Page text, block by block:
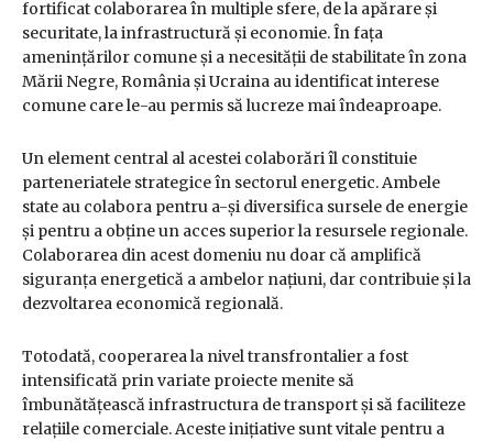
fortificat colaborarea în multiple sfere, de la apărare și
securitate, la infrastructură și economie. În fața
amenințărilor comune și a necesității de stabilitate în zona
Mării Negre, România și Ucraina au identificat interese
comune care le-au permis să lucreze mai îndeaproape.
Un element central al acestei colaborări îl constituie
parteneriatele strategice în sectorul energetic. Ambele
state au colabora pentru a-și diversifica sursele de energie
și pentru a obține un acces superior la resursele regionale.
Colaborarea din acest domeniu nu doar că amplifică
siguranța energetică a ambelor națiuni, dar contribuie și la
dezvoltarea economică regională.
Totodată, cooperarea la nivel transfrontalier a fost
intensificată prin variate proiecte menite să
îmbunătățească infrastructura de transport și să faciliteze
relațiile comerciale. Aceste inițiative sunt vitale pentru a